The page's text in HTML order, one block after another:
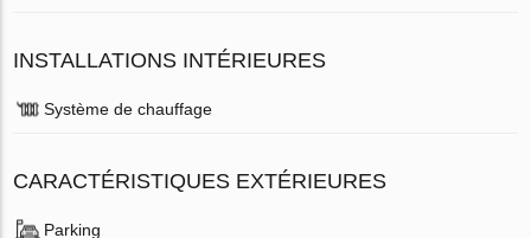
INSTALLATIONS INTÉRIEURES
Système de chauffage
CARACTÉRISTIQUES EXTÉRIEURES
Parking